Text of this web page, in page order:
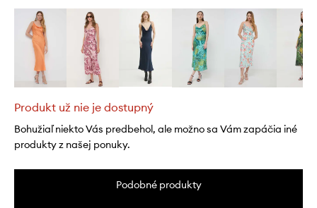
Produkt už nie je dostupný
Bohužiaľ niekto Vás predbehol, ale možno sa Vám zapáčia iné
produkty z našej ponuky.
Podobné produkty